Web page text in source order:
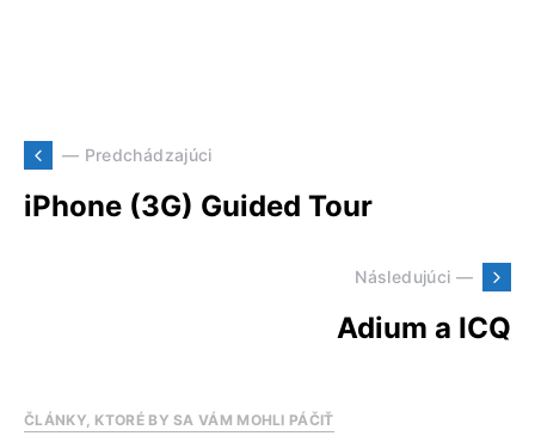
— Predchádzajúci
iPhone (3G) Guided Tour
Následujúci —
Adium a ICQ
ČLÁNKY, KTORÉ BY SA VÁM MOHLI PÁČIŤ